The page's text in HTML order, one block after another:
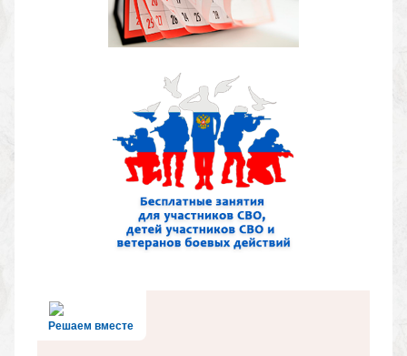
Решаем вместе